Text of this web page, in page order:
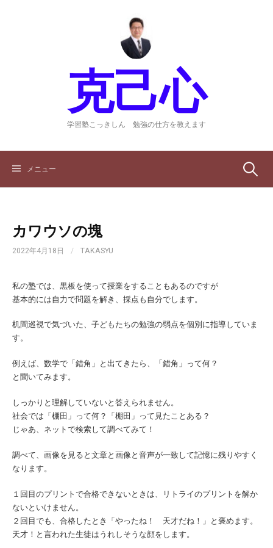
克己心
学習塾こっきしん 勉強の仕方を教えます
メニュー 検
カワウソの塊
2022年4月18日 / TAKASYU
私の塾では、黒板を使って授業をすることもあるのですが
基本的には自力で問題を解き、採点も自分でします。
机間巡視で気づいた、子どもたちの勉強の弱点を個別に指導していま
す。
例えば、数学で「錯角」と出てきたら、「錯角」って何？
と聞いてみます。
しっかりと理解していないと答えられません。
社会では「棚田」って何？「棚田」って見たことある？
じゃあ、ネットで検索して調べてみて！
調べて、画像を見ると文章と画像と音声が一致して記憶に残りやすく
なります。
１回目のプリントで合格できないときは、リトライのプリントを解か
ないといけません。
２回目でも、合格したとき「やったね！ 天才だね！」と褒めます。
天才！と言われた生徒はうれしそうな顔をします。